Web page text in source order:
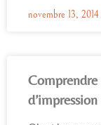
novembre 13, 2014
d’impression